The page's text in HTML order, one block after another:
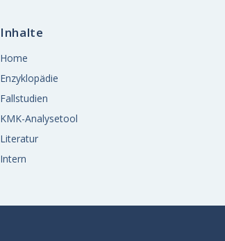
Inhalte
Home
Enzyklopädie
Fallstudien
KMK-Analysetool
Literatur
Intern